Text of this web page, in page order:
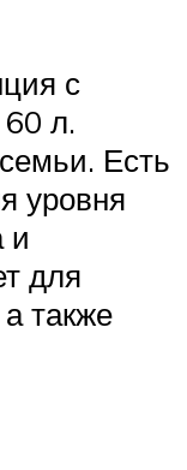
с
60 л.
Есть
уровня
и
для
также